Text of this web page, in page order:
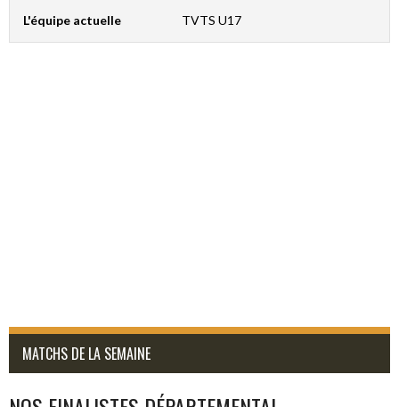
L'équipe actuelle TVTS U17
MATCHS DE LA SEMAINE